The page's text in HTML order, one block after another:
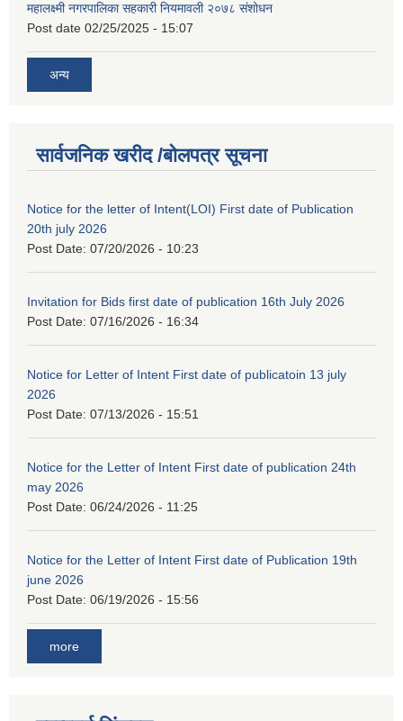
महालक्ष्मी नगरपालिका सहकारी नियमावली २०७८ संशोधन
Post date 02/25/2025 - 15:07
अन्य
सार्वजनिक खरीद /बोलपत्र सूचना
Notice for the letter of Intent(LOI) First date of Publication
20th july 2026
Post Date: 07/20/2026 - 10:23
Invitation for Bids first date of publication 16th July 2026
Post Date: 07/16/2026 - 16:34
Notice for Letter of Intent First date of publicatoin 13 july
2026
Post Date: 07/13/2026 - 15:51
Notice for the Letter of Intent First date of publication 24th
may 2026
Post Date: 06/24/2026 - 11:25
Notice for the Letter of Intent First date of Publication 19th
june 2026
Post Date: 06/19/2026 - 15:56
more